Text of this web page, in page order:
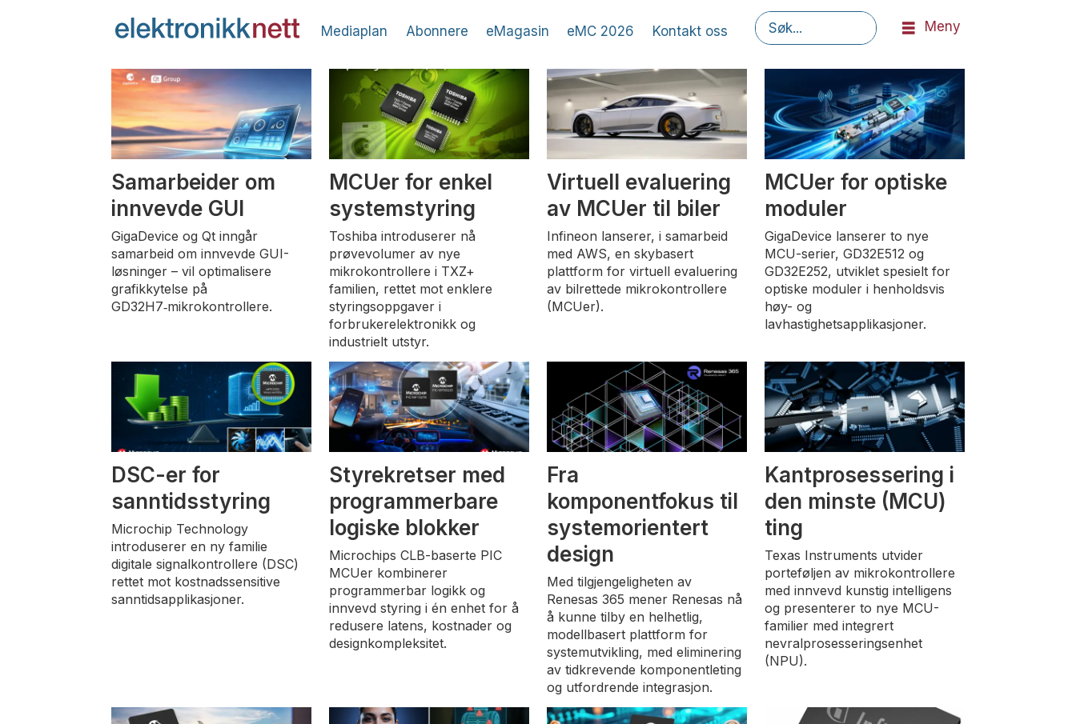
Mediaplan Abonnere eMagasin eMC 2026 Kontakt oss Søk
Meny
Samarbeider om
innvevde GUI
GigaDevice og Qt inngår
samarbeid om innvevde GUI-
løsninger – vil optimalisere
grafikkytelse på
GD32H7‑mikrokontrollere.
MCUer for enkel
systemstyring
Toshiba introduserer nå
prøvevolumer av nye
mikrokontrollere i TXZ+
familien, rettet mot enklere
styringsoppgaver i
forbrukerelektronikk og
industrielt utstyr.
Virtuell evaluering
av MCUer til biler
Infineon lanserer, i samarbeid
med AWS, en skybasert
plattform for virtuell evaluering
av bilrettede mikrokontrollere
(MCUer).
MCUer for optiske
moduler
GigaDevice lanserer to nye
MCU-serier, GD32E512 og
GD32E252, utviklet spesielt for
optiske moduler i henholdsvis
høy- og
lavhastighetsapplikasjoner.
DSC-er for
sanntidsstyring
Microchip Technology
introduserer en ny familie
digitale signalkontrollere (DSC)
rettet mot kostnadssensitive
sanntidsapplikasjoner.
Styrekretser med
programmerbare
logiske blokker
Microchips CLB-baserte PIC
MCUer kombinerer
programmerbar logikk og
innvevd styring i én enhet for å
redusere latens, kostnader og
designkompleksitet.
Fra
komponentfokus til
systemorientert
design
Med tilgjengeligheten av
Renesas 365 mener Renesas nå
å kunne tilby en helhetlig,
modellbasert plattform for
systemutvikling, med eliminering
av tidkrevende komponentleting
og utfordrende integrasjon.
Kantprosessering i
den minste (MCU)
ting
Texas Instruments utvider
porteføljen av mikrokontrollere
med innvevd kunstig intelligens
og presenterer to nye MCU-
familier med integrert
nevralprosesseringsenhet
(NPU).